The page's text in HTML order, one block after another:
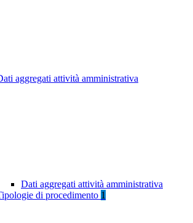
aggregati attività amministrativa
Dati aggregati attività amministrativa
di procedimento 1